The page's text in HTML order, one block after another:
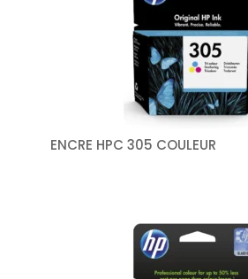
ENCRE HPC 305 COULEUR